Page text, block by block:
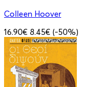
Colleen Hoover
16.90€ 8.45€ (-50%)